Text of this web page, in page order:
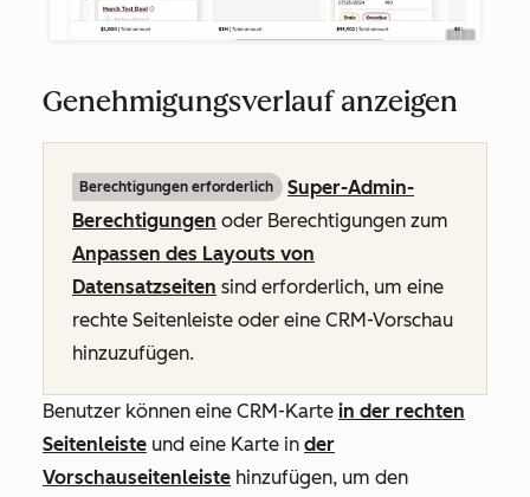
Genehmigungsverlauf anzeigen
Berechtigungen erforderlich
Super-Admin-
Berechtigungen oder Berechtigungen zum
Anpassen des Layouts von
Datensatzseiten sind erforderlich, um eine
rechte Seitenleiste oder eine CRM-Vorschau
hinzuzufügen.
Benutzer können eine CRM-Karte in der rechten
Seitenleiste und eine Karte in der
Vorschauseitenleiste hinzufügen, um den